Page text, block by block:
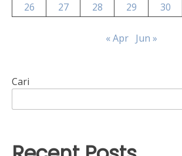
26
27 28 29 30
« Apr Jun »
Cari